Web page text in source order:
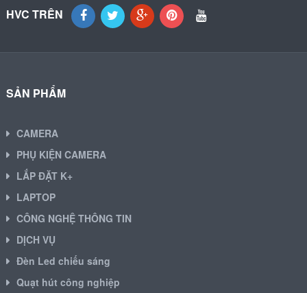
HVC TRÊN
SẢN PHẨM
CAMERA
PHỤ KIỆN CAMERA
LẮP ĐẶT K+
LAPTOP
CÔNG NGHỆ THÔNG TIN
DỊCH VỤ
Đèn Led chiếu sáng
Quạt hút công nghiệp